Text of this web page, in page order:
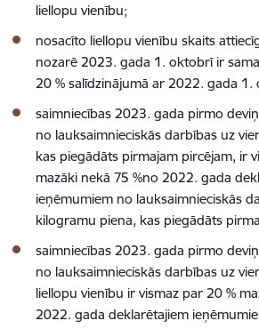
liellopu vienību;
nosacīto liellopu vienību skaits
nozarē 2023. gada 1. oktobrī ir
20 % salīdzinājumā ar 2022. gada 1.
saimniecības 2023. gada pirmo
no lauksaimnieciskās darbības uz
kas piegādāts pirmajam pircējam, ir
mazāki nekā 75 %no 2022. gada
ieņēmumiem no lauksaimnieciskās
kilogramu piena, kas piegādāts
saimniecības 2023. gada pirmo
no lauksaimnieciskās darbības uz
liellopu vienību ir vismaz par 20 %
2022. gada deklarētajiem